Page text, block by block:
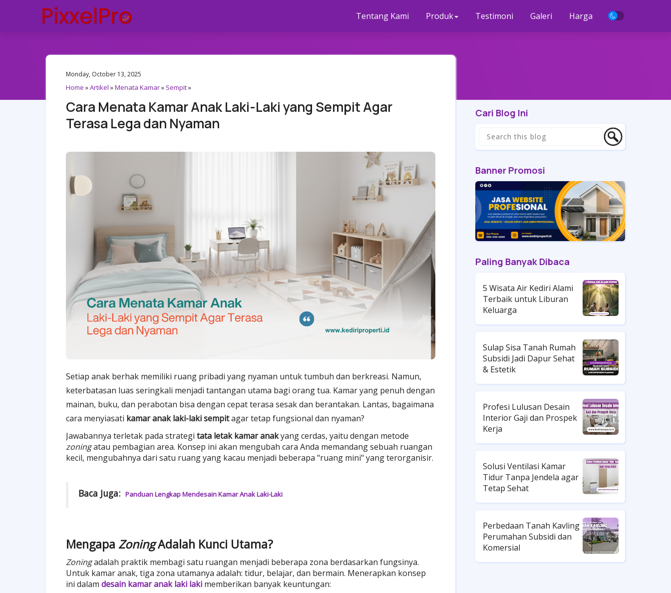
Tentang Kami Produk Testimoni Galeri Harga
Monday, October 13, 2025
Home »Artikel »Menata Kamar» Sempit»
Cara Menata Kamar Anak Laki-Laki yang Sempit Agar
Terasa Lega dan Nyaman
Setiap anak berhak memiliki ruang pribadi yang nyaman untuk tumbuh dan berkreasi. Namun,
keterbatasan luas seringkali menjadi tantangan utama bagi orang tua. Kamar yang penuh dengan
mainan, buku, dan perabotan bisa dengan cepat terasa sesak dan berantakan. Lantas, bagaimana
cara menyiasati kamar anak laki-laki sempitagar tetap fungsional dan nyaman?
Jawabannya terletak pada strategi tata letak kamar anakyang cerdas, yaitu dengan metode
zoningatau pembagian area. Konsep ini akan mengubah cara Anda memandang sebuah ruangan
kecil, mengubahnya dari satu ruang yang kacau menjadi beberapa "ruang mini" yang terorganisir.
Baca Juga: Panduan Lengkap Mendesain Kamar Anak Laki-Laki
Mengapa ZoningAdalah Kunci Utama?
Zoningadalah praktik membagi satu ruangan menjadi beberapa zona berdasarkan fungsinya.
Untuk kamar anak, tiga zona utamanya adalah: tidur, belajar, dan bermain. Menerapkan konsep
ini dalam desain kamar anak laki laki memberikan banyak keuntungan:
Cari Blog Ini
Banner Promosi
Paling Banyak Dibaca
5 Wisata Air Kediri Alami
Terbaik untuk Liburan
Keluarga
Sulap Sisa Tanah Rumah
Subsidi Jadi Dapur Sehat
& Estetik
Profesi Lulusan Desain
Interior Gaji dan Prospek
Kerja
Solusi Ventilasi Kamar
Tidur Tanpa Jendela agar
Tetap Sehat
Perbedaan Tanah Kavling
Perumahan Subsidi dan
Komersial